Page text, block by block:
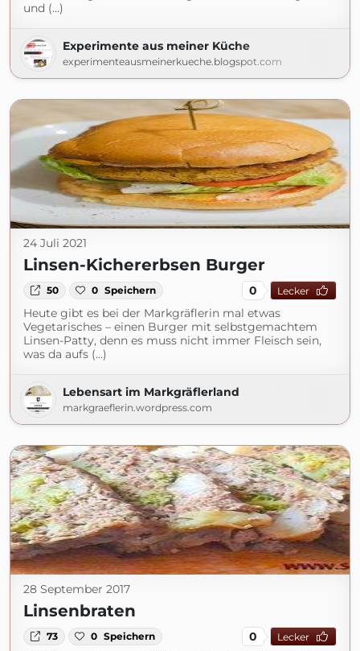
und (...)
Experimente aus meiner Küche
experimenteausmeinerkueche.blogspot.com
24 Juli 2021
Linsen-Kichererbsen Burger
50 0 Speichern 0 Lecker
Heute gibt es bei der Markgräflerin mal etwas
Vegetarisches – einen Burger mit selbstgemachtem
Linsen-Patty, denn es muss nicht immer Fleisch sein,
was da aufs (...)
Lebensart im Markgräflerland
markgraeflerin.wordpress.com
28 September 2017
Linsenbraten
73 0 Speichern 0 Lecker